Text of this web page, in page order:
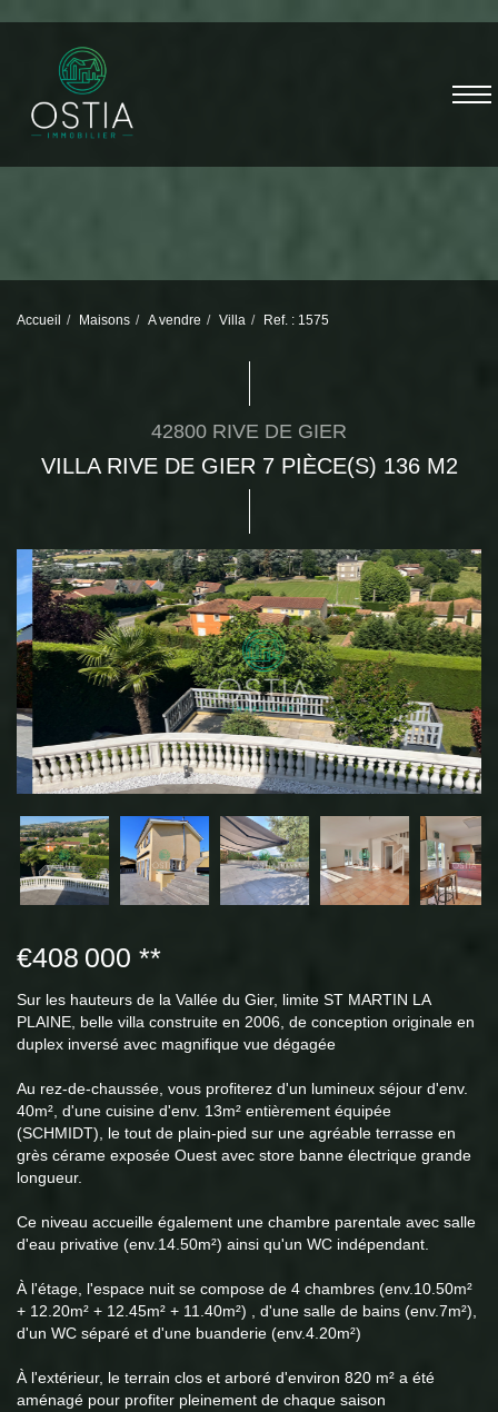
Accueil Maisons A vendre Villa Ref. : 1575
42800 RIVE DE GIER
VILLA RIVE DE GIER 7 PIÈCE(S) 136 M2
€408 000 **
Sur les hauteurs de la Vallée du Gier, limite ST MARTIN LA
PLAINE, belle villa construite en 2006, de conception originale en
duplex inversé avec magnifique vue dégagée
Au rez-de-chaussée, vous profiterez d'un lumineux séjour d'env.
40m², d'une cuisine d'env. 13m² entièrement équipée
(SCHMIDT), le tout de plain-pied sur une agréable terrasse en
grès cérame exposée Ouest avec store banne électrique grande
longueur.
Ce niveau accueille également une chambre parentale avec salle
d'eau privative (env.14.50m²) ainsi qu'un WC indépendant.
À l'étage, l'espace nuit se compose de 4 chambres (env.10.50m²
+ 12.20m² + 12.45m² + 11.40m²) , d'une salle de bains (env.7m²),
d'un WC séparé et d'une buanderie (env.4.20m²)
À l'extérieur, le terrain clos et arboré d'environ 820 m² a été
aménagé pour profiter pleinement de chaque saison